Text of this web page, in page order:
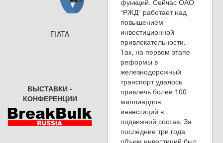
FIATA
ВЫСТАВКИ -
КОНФЕРЕНЦИИ
функций. Сейчас ОАО
“РЖД” работает над
повышением
инвестиционной
привлекательности.
Так, на первом этапе
реформы в
железнодорожный
транспорт удалось
привлечь более 100
миллиардов
инвестиций в
подвижной состав. За
последние три года
объем инвестиций был